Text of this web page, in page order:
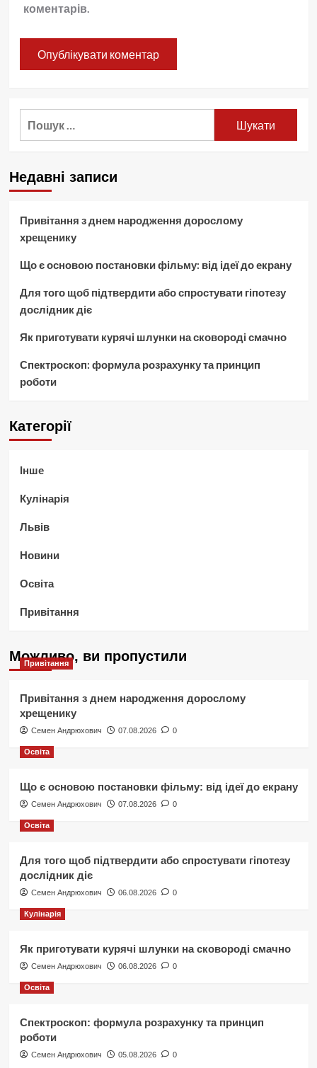
коментарів.
Недавні записи
Привітання з днем народження дорослому
хрещенику
Що є основою постановки фільму: від ідеї до екрану
Для того щоб підтвердити або спростувати гіпотезу
дослідник діє
Як приготувати курячі шлунки на сковороді смачно
Спектроскоп: формула розрахунку та принцип
роботи
Категорії
Інше
Кулінарія
Львів
Новини
Освіта
Привітання
Можливо, ви пропустили
Привітання
Привітання з днем народження дорослому
хрещенику
Семен Андрюхович 07.08.2026 0
Освіта
Що є основою постановки фільму: від ідеї до екрану
Семен Андрюхович 07.08.2026 0
Освіта
Для того щоб підтвердити або спростувати гіпотезу
дослідник діє
Семен Андрюхович 06.08.2026 0
Кулінарія
Як приготувати курячі шлунки на сковороді смачно
Семен Андрюхович 06.08.2026 0
Освіта
Спектроскоп: формула розрахунку та принцип
роботи
Семен Андрюхович 05.08.2026 0